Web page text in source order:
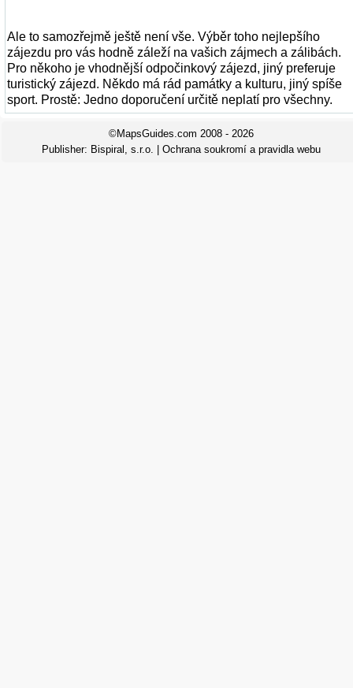
Ale to samozřejmě ještě není vše. Výběr toho nejlepšího
zájezdu pro vás hodně záleží na vašich zájmech a zálibách.
Pro někoho je vhodnější odpočinkový zájezd, jiný preferuje
turistický zájezd. Někdo má rád památky a kulturu, jiný spíše
sport. Prostě: Jedno doporučení určitě neplatí pro všechny.
©MapsGuides.com 2008 - 2026
Publisher: Bispiral, s.r.o. Ochrana soukromí a pravidla webu